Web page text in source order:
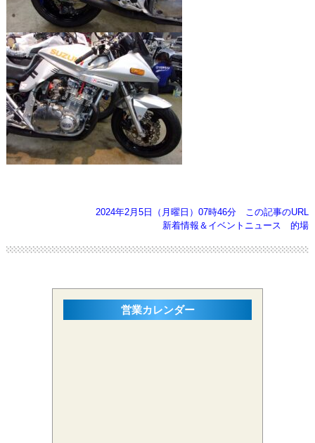
2024年2月5日（月曜日）07時46分
この記事のURL
新着情報＆イベントニュース
的場
営業カレンダー